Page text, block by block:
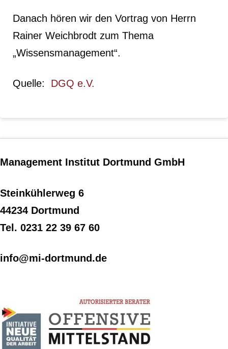
Danach hören wir den Vortrag von Herrn
Rainer Weichbrodt zum Thema
„Wissensmanagement“.
Quelle: DGQ e.V.
Management Institut Dortmund GmbH
Steinkühlerweg 6
44234 Dortmund
Tel. 0231 22 39 67 60
info@mi-dortmund.de